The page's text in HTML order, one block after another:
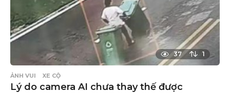
37 1
ẢNH VUI XE CỘ
Lý do camera AI chưa thay thế được